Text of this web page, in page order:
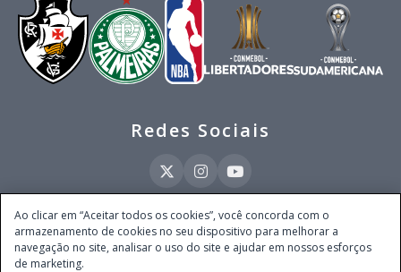
Redes Sociais
Este site é operado pela Ventmear Brasil LTDA (CNPJ 52.868.380/0001-84), com
endereço na Avenida Brigadeiro Faria Lima, nº 4.055, 3º andar, Itaim Bibi, no
Município de São Paulo, Estado de São Paulo, CEP 04538-133, Brasil - empresa
Ao clicar em “Aceitar todos os cookies”, você concorda com o
armazenamento de cookies no seu dispositivo para melhorar a
navegação no site, analisar o uso do site e ajudar em nossos esforços
de marketing.